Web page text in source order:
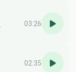
03:26
02:35